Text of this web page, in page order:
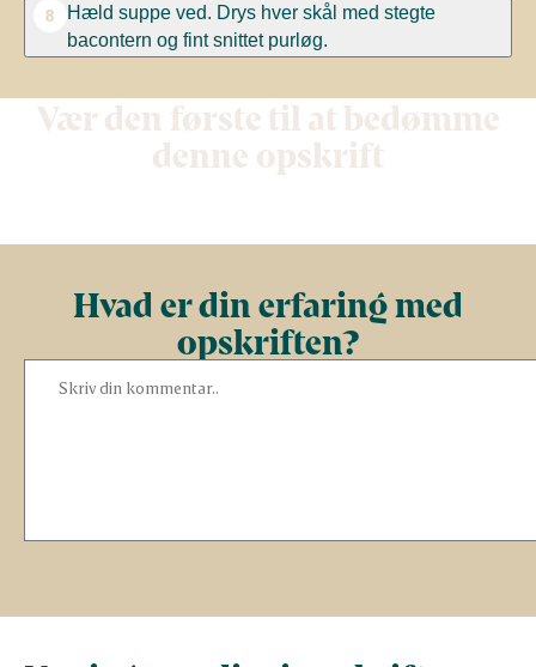
8
Hæld suppe ved. Drys hver skål med stegte
bacontern og fint snittet purløg.
Vær den første til at bedømme
denne opskrift
Hvad er din erfaring med
opskriften?